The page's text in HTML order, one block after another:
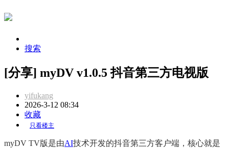
搜索
[分享] myDV v1.0.5 抖音第三方电视版
yifukang
2026-3-12 08:34
收藏
只看楼主
myDV TV版是由AI技术开发的抖音第三方客户端，核心就是